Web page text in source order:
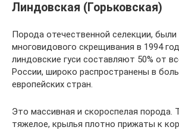
Линдовская (Горьковская)
Порода отечественной селекции,
многовидового скрещивания в 1994
линдовские гуси составляют 50% от
России, широко распространены в
европейских стран.
Это массивная и скороспелая порода.
тяжелое, крылья плотно прижаты к